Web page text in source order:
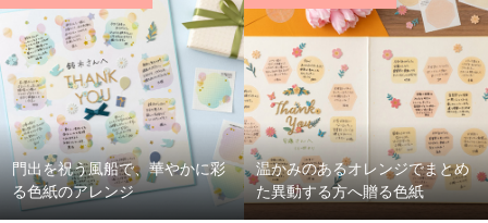
門出を祝う風船で、華やかに彩
る色紙のアレンジ
温かみのあるオレンジでまとめ
た異動する方へ贈る色紙